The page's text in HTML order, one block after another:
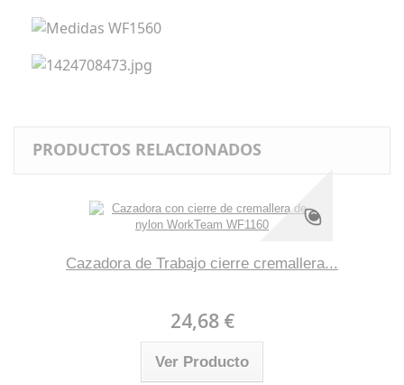
PRODUCTOS RELACIONADOS
Cazadora de Trabajo cierre cremallera...
24,68 €
Ver Producto